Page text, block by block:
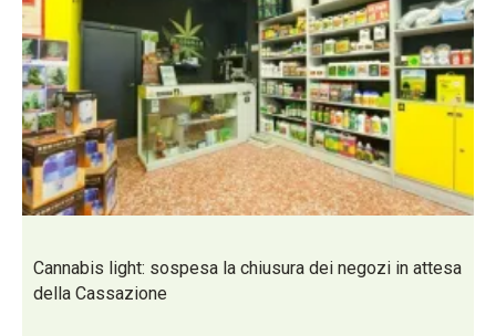
Cannabis light: sospesa la chiusura dei negozi in attesa
della Cassazione